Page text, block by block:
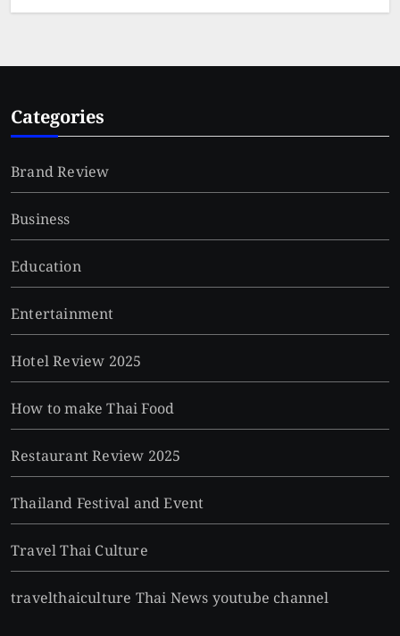
Categories
Brand Review
Business
Education
Entertainment
Hotel Review 2025
How to make Thai Food
Restaurant Review 2025
Thailand Festival and Event
Travel Thai Culture
travelthaiculture Thai News youtube channel